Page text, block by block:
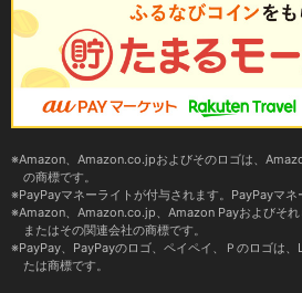
Amazon、Amazon.co.jpおよびそのロゴは、
の商標です。
PayPayマネーライトが付与されます。PayPayマネ
Amazon、Amazon.co.jp、Amazon Payおよびそ
またはその関連会社の商標です。
PayPay、PayPayのロゴ、ペイペイ、Ｐのロゴは
たは商標です。